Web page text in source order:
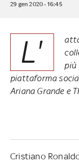
29 gen 2020 - 16:45
L'
più
piattaforma
Ariana Grande e
Cristiano